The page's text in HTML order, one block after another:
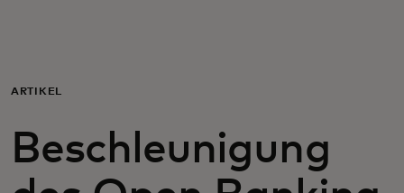
Für Unternehmen
Für die Welt
ARTIKEL
Beschleunigung